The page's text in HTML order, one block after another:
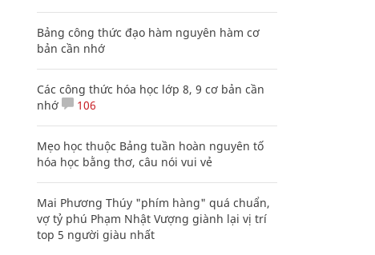
Bảng công thức đạo hàm nguyên hàm cơ
bản cần nhớ
Các công thức hóa học lớp 8, 9 cơ bản cần
nhớ
106
Mẹo học thuộc Bảng tuần hoàn nguyên tố
hóa học bằng thơ, câu nói vui vẻ
Mai Phương Thúy "phím hàng" quá chuẩn,
vợ tỷ phú Phạm Nhật Vượng giành lại vị trí
top 5 người giàu nhất